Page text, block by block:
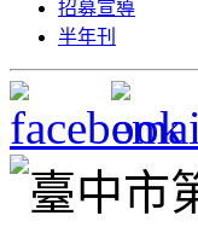
招募宣導
半年刊